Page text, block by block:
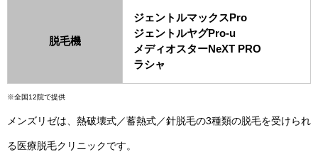
脱毛機
ジェントルマックスPro
ジェントルヤグPro-u
メディオスターNeXT PRO
ラシャ
※全国12院で提供
メンズリゼは、熱破壊式／蓄熱式／針脱毛の3種類の脱毛を受けられ
る医療脱毛クリニックです。